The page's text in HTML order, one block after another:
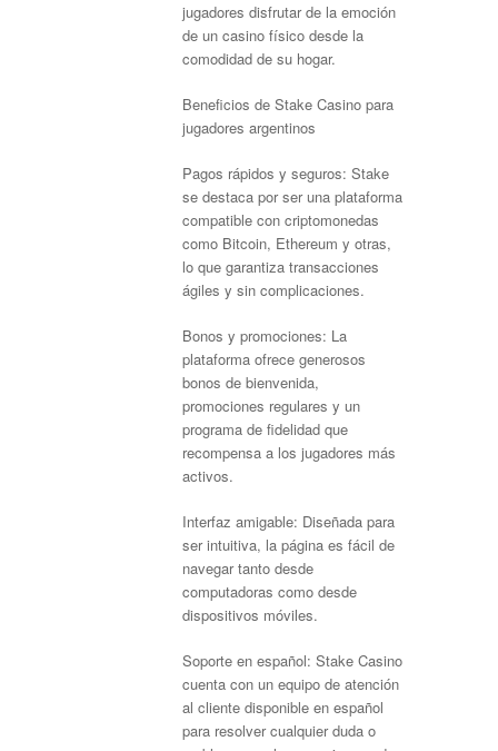
jugadores disfrutar de la emoción
de un casino físico desde la
comodidad de su hogar.
Beneficios de Stake Casino para
jugadores argentinos
Pagos rápidos y seguros: Stake
se destaca por ser una plataforma
compatible con criptomonedas
como Bitcoin, Ethereum y otras,
lo que garantiza transacciones
ágiles y sin complicaciones.
Bonos y promociones: La
plataforma ofrece generosos
bonos de bienvenida,
promociones regulares y un
programa de fidelidad que
recompensa a los jugadores más
activos.
Interfaz amigable: Diseñada para
ser intuitiva, la página es fácil de
navegar tanto desde
computadoras como desde
dispositivos móviles.
Soporte en español: Stake Casino
cuenta con un equipo de atención
al cliente disponible en español
para resolver cualquier duda o